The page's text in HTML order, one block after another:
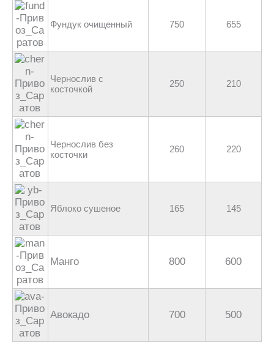
Фундук очищенный 750 655
Чернослив с
косточкой
250 210
Чернослив без
косточки
260 220
Яблоко сушеное 165 145
Манго 800 600
Авокадо 700 500